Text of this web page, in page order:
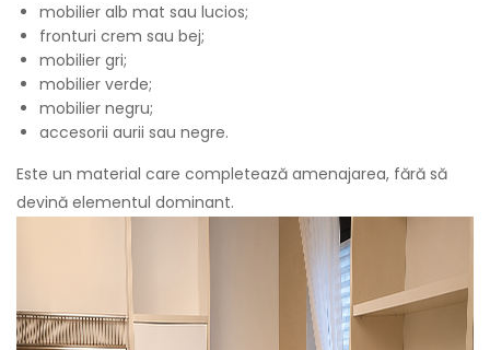
mobilier alb mat sau lucios;
fronturi crem sau bej;
mobilier gri;
mobilier verde;
mobilier negru;
accesorii aurii sau negre.
Este un material care completează amenajarea, fără să
devină elementul dominant.